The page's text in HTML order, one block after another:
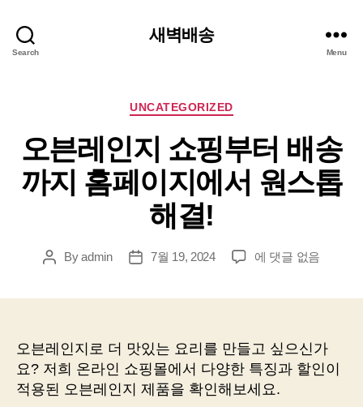
Search
새벽배송
Menu
Categories
UNCATEGORIZED
오븐레인지 쇼핑부터 배송
까지 홈페이지에서 원스톱
해결!
PostByadmin
Post7월 19, 2024
오
쇼
핑
부
터
에 댓글 없음
오븐레인지로 더 맛있는 요리를 만들고 싶으신가
요? 저희 온라인 쇼핑몰에서 다양한 특징과 할인이
적용된 오븐레인지 제품을 확인해보세요.